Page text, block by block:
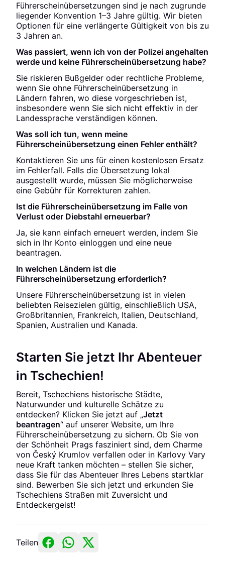
Führerscheinübersetzungen sind je nach zugrunde
liegender Konvention 1–3 Jahre gültig. Wir bieten
Optionen für eine verlängerte Gültigkeit von bis zu
3 Jahren an.
Was passiert, wenn ich von der Polizei angehalten
werde und keine Führerscheinübersetzung habe?
Sie riskieren Bußgelder oder rechtliche Probleme,
wenn Sie ohne Führerscheinübersetzung in
Ländern fahren, wo diese vorgeschrieben ist,
insbesondere wenn Sie sich nicht effektiv in der
Landessprache verständigen können.
Was soll ich tun, wenn meine
Führerscheinübersetzung einen Fehler enthält?
Kontaktieren Sie uns für einen kostenlosen Ersatz
im Fehlerfall. Falls die Übersetzung lokal
ausgestellt wurde, müssen Sie möglicherweise
eine Gebühr für Korrekturen zahlen.
Ist die Führerscheinübersetzung im Falle von
Verlust oder Diebstahl erneuerbar?
Ja, sie kann einfach erneuert werden, indem Sie
sich in Ihr Konto einloggen und eine neue
beantragen.
In welchen Ländern ist die
Führerscheinübersetzung erforderlich?
Unsere Führerscheinübersetzung ist in vielen
beliebten Reisezielen gültig, einschließlich USA,
Großbritannien, Frankreich, Italien, Deutschland,
Spanien, Australien und Kanada.
Starten Sie jetzt Ihr Abenteuer
in Tschechien!
Bereit, Tschechiens historische Städte,
Naturwunder und kulturelle Schätze zu
entdecken? Klicken Sie jetzt auf „Jetzt
beantragen“ auf unserer Website, um Ihre
Führerscheinübersetzung zu sichern. Ob Sie von
der Schönheit Prags fasziniert sind, dem Charme
von Český Krumlov verfallen oder in Karlovy Vary
neue Kraft tanken möchten – stellen Sie sicher,
dass Sie für das Abenteuer Ihres Lebens startklar
sind. Bewerben Sie sich jetzt und erkunden Sie
Tschechiens Straßen mit Zuversicht und
Entdeckergeist!
Teilen